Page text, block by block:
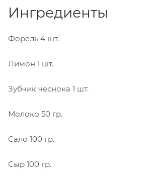
Ингредиенты
Форель 4 шт.
Лимон 1 шт.
Зубчик чеснока 1 шт.
Молоко 50 гр.
Сало 100 гр.
Сыр 100 гр.